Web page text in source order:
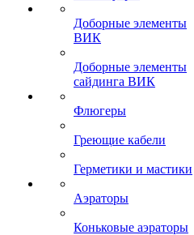
Доборные элементы
ВИК
Доборные элементы
сайдинга ВИК
Флюгеры
Греющие кабели
Герметики и мастики
Аэраторы
Коньковые аэраторы